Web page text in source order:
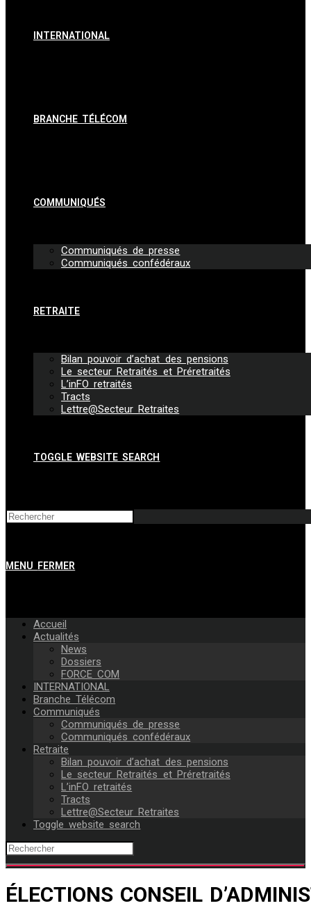
INTERNATIONAL
BRANCHE TÉLÉCOM
COMMUNIQUÉS
Communiqués de presse
Communiqués confédéraux
RETRAITE
Bilan pouvoir d’achat des pensions
Le secteur Retraités et Préretraités
L’inFO retraités
Tracts
Lettre@Secteur Retraites
TOGGLE WEBSITE SEARCH
MENU FERMER
Accueil
Actualités
News
Dossiers
FORCE COM
INTERNATIONAL
Branche Télécom
Communiqués
Communiqués de presse
Communiqués confédéraux
Retraite
Bilan pouvoir d’achat des pensions
Le secteur Retraités et Préretraités
L’inFO retraités
Tracts
Lettre@Secteur Retraites
Toggle website search
ÉLECTIONS CONSEIL